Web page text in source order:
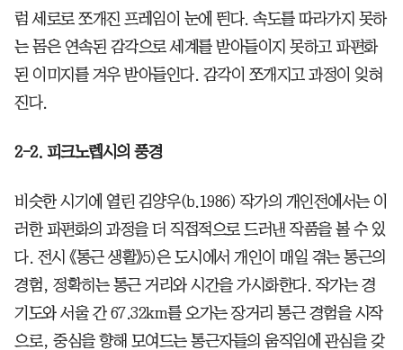
럼 세로로 쪼개진 프레임이 눈에 띈다. 속도를 따라가지 못하
는 몸은 연속된 감각으로 세계를 받아들이지 못하고 파편화
된 이미지를 겨우 받아들인다. 감각이 쪼개지고 과정이 잊혀
진다.
2-2. 피크노렙시의 풍경
비슷한 시기에 열린 김양우(b.1986) 작가의 개인전에서는 이
러한 파편화의 과정을 더 직접적으로 드러낸 작품을 볼 수 있
다. 전시 《통근 생활》5)은 도시에서 개인이 매일 겪는 통근의
경험, 정확히는 통근 거리와 시간을 가시화한다. 작가는 경
기도와 서울 간 67.32km를 오가는 장거리 통근 경험을 시작
으로, 중심을 향해 모여드는 통근자들의 움직임에 관심을 갖